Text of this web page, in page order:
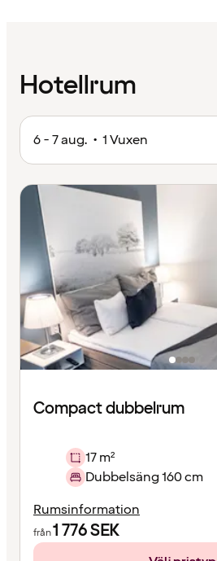
Hotellrum
6 - 7 aug. • 1 Vuxen
Compact dubbelrum
17 m²
Dubbelsäng 160 cm
Rumsinformation
från1 776SEK